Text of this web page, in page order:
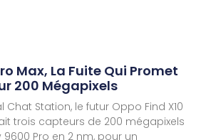
Max, La Fuite Qui Promet
200 Mégapixels
Chat Station, le futur Oppo Find X10
trois capteurs de 200 mégapixels
Pro en 2 nm, pour un